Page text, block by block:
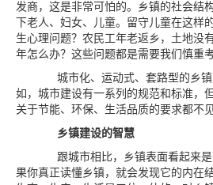
发商，这是非常可怕的。乡镇的社会结
下老人、妇女、儿童。留守儿童在这样
生心理问题？农民工年老返乡，土地没
年怎么办？这些问题都是需要我们慎重考
城市化、运动式、套路型的乡镇
如，城市建设有一系列的规范和标准，
关于节能、环保、生活品质的要求都不
乡镇建设的智慧
跟城市相比，乡镇表面看起来是
果你真正读懂乡镇，就会发现它的内在